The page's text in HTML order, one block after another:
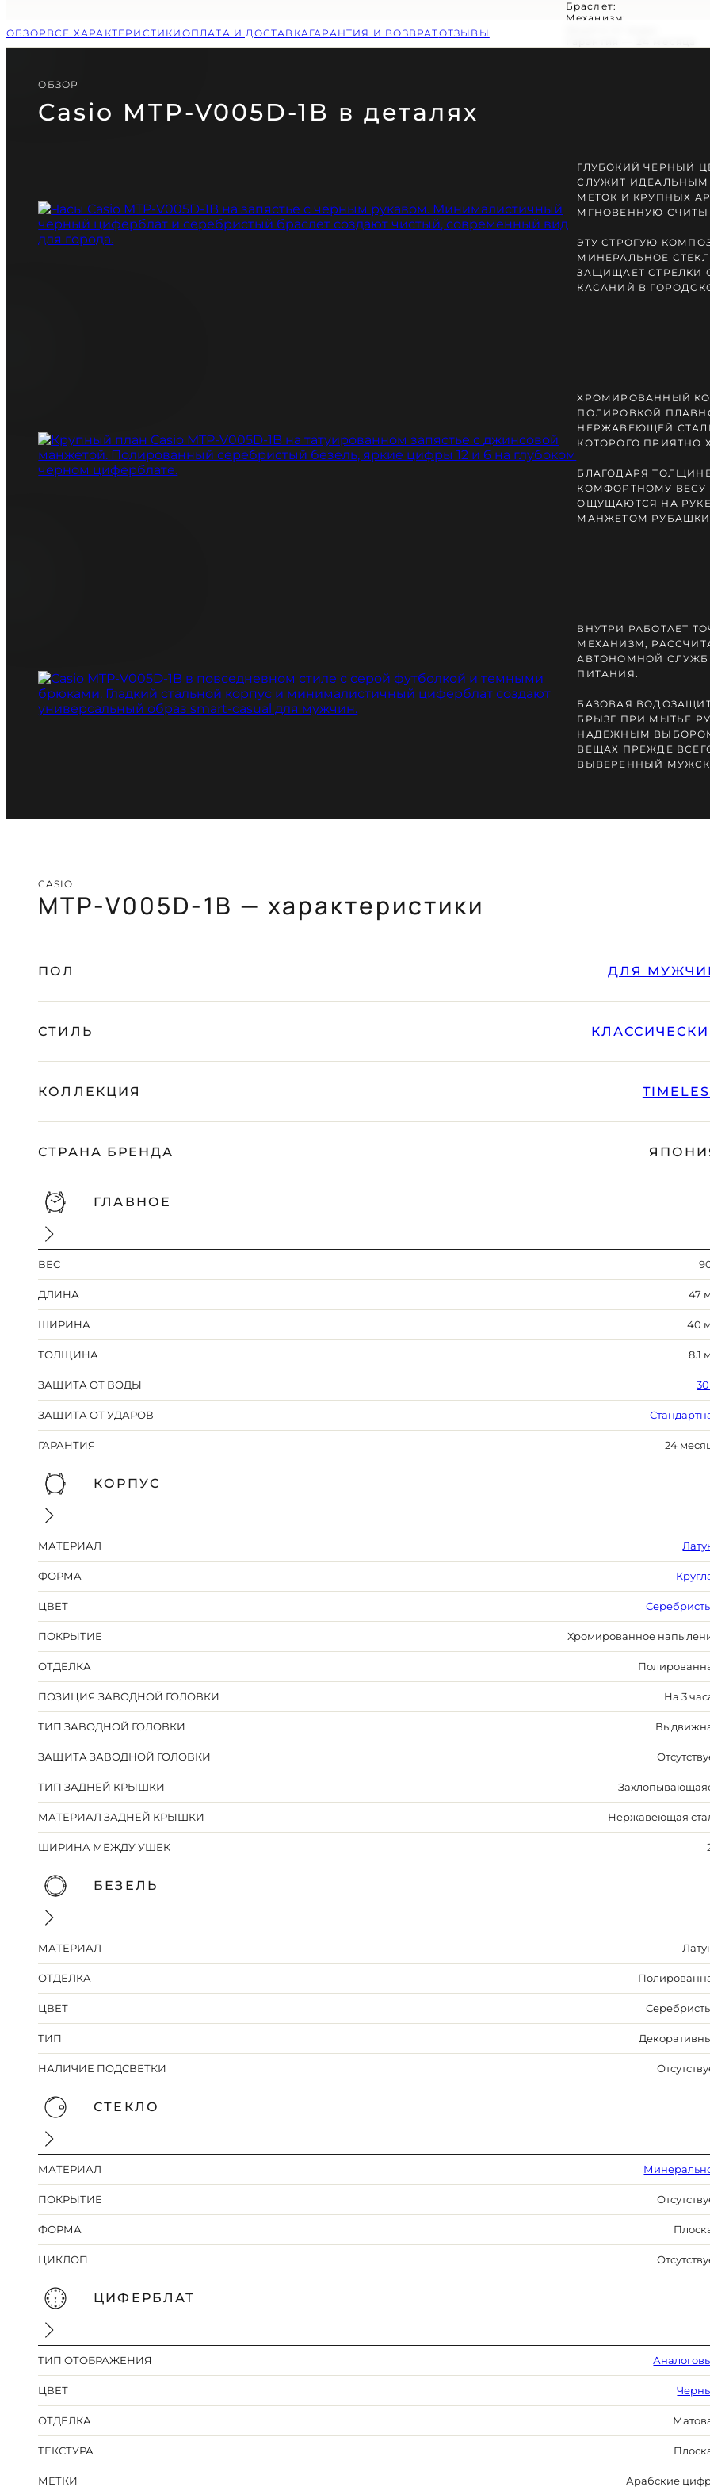
(СКОРО)GUARDO (СКОРО)
Браслет:
Механизм:
ОБЗОР ВСЕ ХАРАКТЕРИСТИКИ ОПЛАТА И ДОСТАВКАГАРАНТИЯ И ВОЗВРАТОТЗЫВЫ
ОБЗОР
Casio MTP-V005D-1B в деталях
ГЛУБОКИЙ ЧЕРНЫЙ
СЛУЖИТ
МЕТОК И КРУПНЫХ
МГНОВЕННУЮ
ЭТУ СТРОГУЮ
МИНЕРАЛЬНОЕ
ЗАЩИЩАЕТ СТРЕЛКИ
КАСАНИЙ В
ХРОМИРОВАННЫЙ
ПОЛИРОВКОЙ
НЕРЖАВЕЮЩЕЙ
КОТОРОГО ПРИЯТНО
БЛАГОДАРЯ
КОМФОРТНОМУ ВЕСУ
ОЩУЩАЮТСЯ НА
МАНЖЕТОМ РУБАШКИ
ВНУТРИ РАБОТАЕТ
МЕХАНИЗМ,
АВТОНОМНОЙ
ПИТАНИЯ.
БАЗОВАЯ
БРЫЗГ ПРИ МЫТЬЕ
НАДЕЖНЫМ
ВЕЩАХ ПРЕЖДЕ
ВЫВЕРЕННЫЙ
CASIO
MTP-V005D-1B — характеристики
ПОЛ ДЛЯ
СТИЛЬ
КОЛЛЕКЦИЯ
СТРАНА БРЕНДА
ГЛАВНОЕ
ВЕС
ДЛИНА 47
ШИРИНА 40
ТОЛЩИНА 8.1
ЗАЩИТА ОТ ВОДЫ
ЗАЩИТА ОТ УДАРОВ
ГАРАНТИЯ 24
КОРПУС
МАТЕРИАЛ
ФОРМА
ЦВЕТ
ПОКРЫТИЕ Хромированное
ОТДЕЛКА
ПОЗИЦИЯ ЗАВОДНОЙ ГОЛОВКИ На 3
ТИП ЗАВОДНОЙ ГОЛОВКИ
ЗАЩИТА ЗАВОДНОЙ ГОЛОВКИ
ТИП ЗАДНЕЙ КРЫШКИ
МАТЕРИАЛ ЗАДНЕЙ КРЫШКИ Нержавеющая
ШИРИНА МЕЖДУ УШЕК
БЕЗЕЛЬ
МАТЕРИАЛ
ОТДЕЛКА
ЦВЕТ
ТИП
НАЛИЧИЕ ПОДСВЕТКИ
СТЕКЛО
МАТЕРИАЛ
ПОКРЫТИЕ
ФОРМА
ЦИКЛОП
ЦИФЕРБЛАТ
ТИП ОТОБРАЖЕНИЯ
ЦВЕТ
ОТДЕЛКА
ТЕКСТУРА
МЕТКИ Арабские